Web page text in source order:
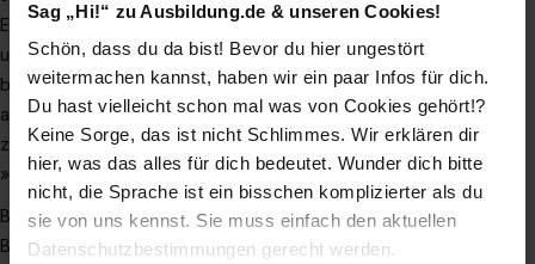
Sag „Hi!“ zu Ausbildung.de & unseren Cookies!
Schön, dass du da bist! Bevor du hier ungestört
weitermachen kannst, haben wir ein paar Infos für dich.
Du hast vielleicht schon mal was von Cookies gehört!?
Keine Sorge, das ist nicht Schlimmes. Wir erklären dir
hier, was das alles für dich bedeutet. Wunder dich bitte
nicht, die Sprache ist ein bisschen komplizierter als du
sie von uns kennst. Sie muss einfach den aktuellen
Datenschutzbestimmungen gerecht werden.
Enkel bis zur Großmutter – und natürlich auch allen Gästen
unserer Stadt eine bestmögliche Versorgung und
besondere Lebensqualität ermöglichen. Sinnvoller kann
arbeiten kaum sein! Meinen die, die es wissen müssen: Dein
zukünftiges Kollegium bei der Stadt. Also sag auch du bald
» Ich bin bei der Stadt«!
Bewirb dich jetzt ausschließlich über unser Online-
Bewerbungsformular auf die freien Ausbildungsplatz- und